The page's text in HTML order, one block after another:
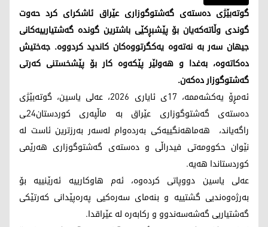
گوتەبێژی دەستەی گەشتوگوزاری عێراق ئاشکرای کرد حەوت
گوندی وڵاتەکەیان بۆ پێشبڕکێی باشترین گوندە گەشتیارییەکانی
جیهان سەر بە نەتەوە یەکگرتووەکان کاندید کردووە. جەختیش
دەکاتەوە، بەغدا و هەولێر پێکەوە کار بۆ پێشخستنی کەرتی
گەشتوگوزار دەکەن.
ئەمڕۆ یەکشەممە، 17ی ئایاری 2026، عەلی یاسین، گوتەبێژی
دەستەی گەشتوگوزاری عێراق بە ماڵپەری کوردستان24ـی
راگەیاند، هەماهەنگییەکی بەردەوام لەسەر بەرزترین ئاست لە
نێوان حکوومەتی فیدراڵی و دەستەی گەشتوگوزاری هەرێمی
کوردستاندا هەیە.
عەلی یاسین دووپاتی کردەوە، ئەم هاوکارییە ئەرێنییە بۆ
بەرژەوەندیی گشتییە و بنەمای سەرەکیی پەرەپێدانی کەرتێکی
گەشتیاریی گەشەسەندوو و رکابەرە لە عێراقدا.